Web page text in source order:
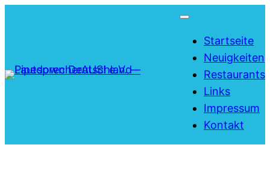
Startseite
Neuigkeiten
Restaurants
Links
Impressum
Kontakt